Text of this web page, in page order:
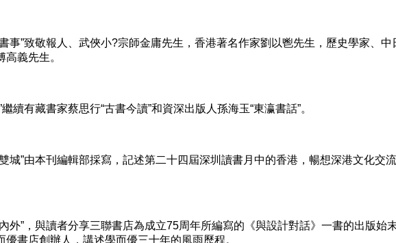
”致敬報人、武俠小?宗師金庸先生，香港著名作家劉以鬯先生，歷史學家、中
高義先生。
有藏書家蔡思行“古書今讀”和資深出版人孫海玉“東瀛書話”。
”由本刊編輯部採寫，記述第二十四屆深圳讀書月中的香港，暢想深港文化交
”，與讀者分享三聯書店為成立75周年所編寫的《與設計對話》一書的出版始
優書店創辦人，講述學而優三十年的風雨歷程。